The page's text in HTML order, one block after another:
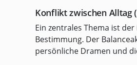
Konflikt zwischen Alltag
Ein zentrales Thema ist
Bestimmung. Der
persönliche Dramen und